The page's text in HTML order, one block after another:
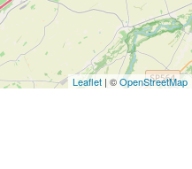
Leaflet | ©OpenStreetMap